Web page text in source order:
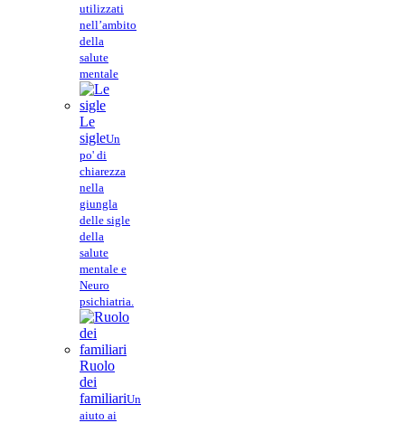
utilizzati
nell’ambito
della
salute
mentale
Le
sigleUn
po' di
chiarezza
nella
giungla
delle sigle
della
salute
mentale e
Neuro
psichiatria.
Ruolo
dei
familiariUn
aiuto ai